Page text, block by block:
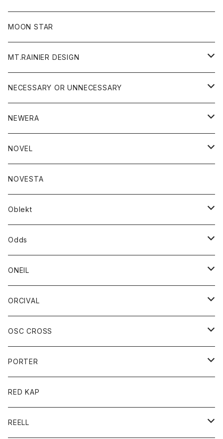
フリース
ジャケット
ニット
パンツ
帽子
MOON STAR
MT.RAINIER DESIGN
アウター
コート
ジャケット
アクセサリー
バッグ
グッズ
ウォレット
靴
トップス
ジャケット
シャツ
ボトム
ショートパンツ
パンツ
レディース
シャツ
Tシャツ
NECESSARY OR UNNECESSARY
アウター
コート
ジャケット
アクセサリー
バッグ
ブレスレット
グッズ
靴
ストール/マフラー
トップス
シャツ
シャツジャケット
ロングスリーブＴシャツ
ボトム
ショートパンツ
ジーンズ
NEWERA
帽子
NOVEL
トップス
カットソー
スエット
ボトム
NOVESTA
Oblekt
ボトム
ショートパンツ
パンツ
レディース
ボトム
Odds
帽子
ONEIL
スカート
ORCIVAL
アウター
コート
ジャケット
アクセサリー
バッグ
キッズ
Tシャツ
グッズ
OSC CROSS
ダウンジャケット
PORTER
カードホルダー
キーホルダー
RED KAP
REELL